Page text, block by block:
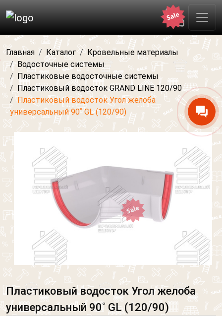
Главная Каталог
Кровельные материалы
Водосточные системы
Пластиковые водосточные системы
Пластиковый водосток GRAND LINE 120/90
Пластиковый водосток Угол желоба
универсальный 90˚ GL (120/90)
Пластиковый водосток Угол желоба
универсальный 90˚ GL (120/90)